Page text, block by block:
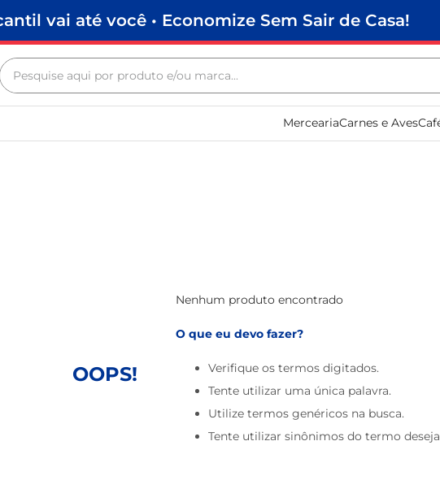
vai até você • Economize Sem Sair de Casa!
Pesquise aqui por produto e/ou marca...
MerceariaCarnes e Aves
OOPS!
Nenhum produto encontrado
O que eu devo fazer?
Verifique os termos digitados.
Tente utilizar uma única palavra.
Utilize termos genéricos na busca.
Tente utilizar sinônimos do termo